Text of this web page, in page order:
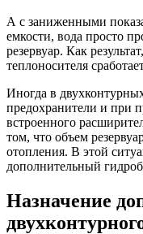
А с заниженными
емкости, вода просто
резервуар. Как
теплоносителя
Иногда в
предохранители и при
встроенного
том, что объем
отопления. В этой
дополнительный
Назначение